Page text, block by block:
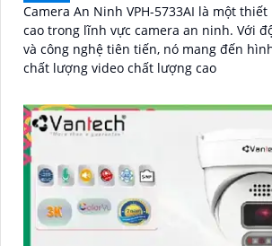
Camera An Ninh VPH-5733AI là một
cao trong lĩnh vực camera an ninh. Với độ phân giải cao
và công nghệ tiên tiến, nó mang đến
chất lượng video chất lượng cao